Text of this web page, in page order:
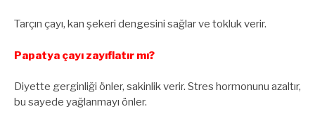
Tarçın çayı, kan şekeri dengesini sağlar ve tokluk verir.
Papatya çayı zayıflatır mı?
Diyette gerginliği önler, sakinlik verir. Stres hormonunu azaltır,
bu sayede yağlanmayı önler.